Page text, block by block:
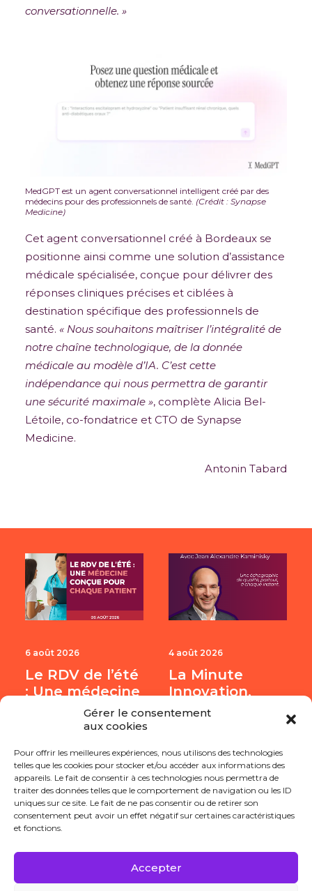
Gérer le consentement
aux cookies
Pour offrir les meilleures expériences, nous utilisons des technologies
telles que les cookies pour stocker et/ou accéder aux informations des
appareils. Le fait de consentir à ces technologies nous permettra de
traiter des données telles que le comportement de navigation ou les ID
uniques sur ce site. Le fait de ne pas consentir ou de retirer son
consentement peut avoir un effet négatif sur certaines caractéristiques
et fonctions.
Accepter
conversationnelle. »
MedGPT est un agent conversationnel intelligent créé par des
médecins pour des professionnels de santé. (Crédit : Synapse
Medicine)
Cet agent conversationnel créé à Bordeaux se
positionne ainsi comme une solution d’assistance
médicale spécialisée, conçue pour délivrer des
réponses cliniques précises et ciblées à
destination spécifique des professionnels de
santé. « Nous souhaitons maîtriser l’intégralité de
notre chaîne technologique, de la donnée
médicale au modèle d’IA. C’est cette
indépendance qui nous permettra de garantir
une sécurité maximale », complète Alicia Bel-
Létoile, co-fondatrice et CTO de Synapse
Medicine.
Antonin Tabard
6 août 2026
Le RDV de l’été
: Une médecine
conçue pour
chaque patient
4 août 2026
La Minute
Innovation,
Jean Alexandre